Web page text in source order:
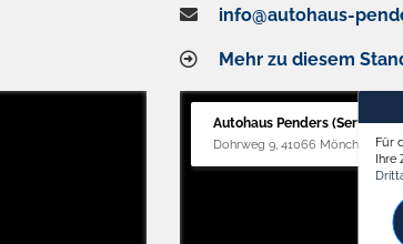
info@autohaus-
Mehr zu diesem
Autohaus Penders (Service)
Dohrweg 9, 41066
Für
Ihre